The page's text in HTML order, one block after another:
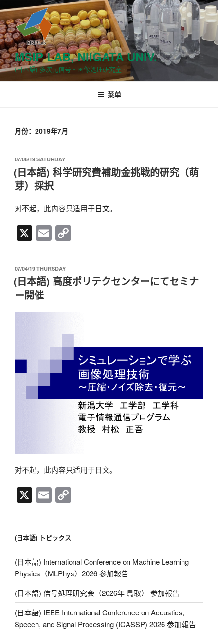
至
内
容
MSIP LAB, NIIGATA UNIV.
(日本語) 多次元信号・画像処理研究室
菜单
月份：2019年7月
发
布
于
07/06/19 SATURDAY
(日本語) 科学研究費補助金挑戦的研究（萌
芽）採択
对不起，此内容只适用于日文。
X E
ail
y
发
布
于
07/04/19 THURSDAY
(日本語) 高度ポリテクセンターにてセミナ
ー開催
对不起，此内容只适用于日文。
X E
m
Li
n
k
(日本語) トピックス
(日本語) International Conference on Machine Learning
Physics（MLPhys）2026 参加報告
(日本語) 信号処理研究会（2026年 鳥取） 参加報告
(日本語) IEEE International Conference on Acoustics,
Speech, and Signal Processing (ICASSP) 2026 参加報告